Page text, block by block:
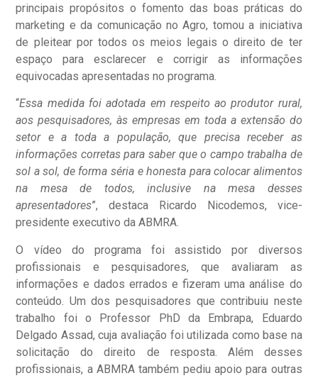
principais propósitos o fomento das boas práticas do
marketing e da comunicação no Agro, tomou a iniciativa
de pleitear por todos os meios legais o direito de ter
espaço para esclarecer e corrigir as informações
equivocadas apresentadas no programa.
“Essa medida foi adotada em respeito ao produtor rural,
aos pesquisadores, às empresas em toda a extensão do
setor e a toda a população, que precisa receber as
informações corretas para saber que o campo trabalha de
sol a sol, de forma séria e honesta para colocar alimentos
na mesa de todos, inclusive na mesa desses
apresentadores”, destaca Ricardo Nicodemos, vice-
presidente executivo da ABMRA.
O vídeo do programa foi assistido por diversos
profissionais e pesquisadores, que avaliaram as
informações e dados errados e fizeram uma análise do
conteúdo. Um dos pesquisadores que contribuiu neste
trabalho foi o Professor PhD da Embrapa, Eduardo
Delgado Assad, cuja avaliação foi utilizada como base na
solicitação do direito de resposta. Além desses
profissionais, a ABMRA também pediu apoio para outras